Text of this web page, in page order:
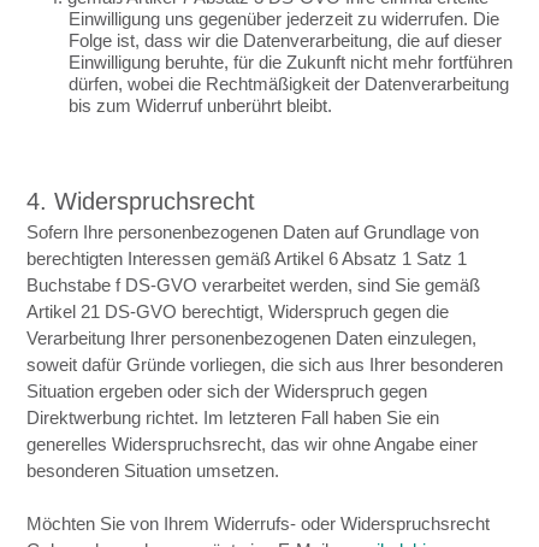
Einwilligung uns gegenüber jederzeit zu widerrufen. Die
Folge ist, dass wir die Datenverarbeitung, die auf dieser
Einwilligung beruhte, für die Zukunft nicht mehr fortführen
dürfen, wobei die Rechtmäßigkeit der Datenverarbeitung
bis zum Widerruf unberührt bleibt.
4. Widerspruchsrecht
Sofern Ihre personenbezogenen Daten auf Grundlage von
berechtigten Interessen gemäß Artikel 6 Absatz 1 Satz 1
Buchstabe f DS-GVO verarbeitet werden, sind Sie gemäß
Artikel 21 DS-GVO berechtigt, Widerspruch gegen die
Verarbeitung Ihrer personenbezogenen Daten einzulegen,
soweit dafür Gründe vorliegen, die sich aus Ihrer besonderen
Situation ergeben oder sich der Widerspruch gegen
Direktwerbung richtet. Im letzteren Fall haben Sie ein
generelles Widerspruchsrecht, das wir ohne Angabe einer
besonderen Situation umsetzen.
Möchten Sie von Ihrem Widerrufs- oder Widerspruchsrecht